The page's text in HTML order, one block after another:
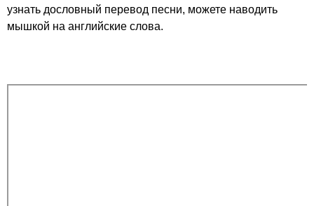
узнать дословный перевод песни, можете наводить
мышкой на английские слова.